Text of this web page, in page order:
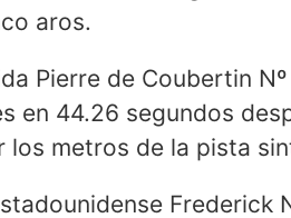
aros.
Pierre de Coubertin
en 44.26 segundos
los metros de la pista
Frederick